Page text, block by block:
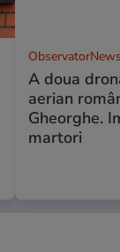
A doua
aerian
Gheorghe.
martori